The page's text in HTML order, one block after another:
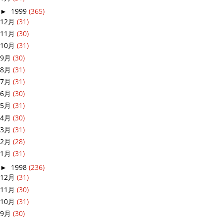
► 1999 (365)
12月 (31)
11月 (30)
10月 (31)
9月 (30)
8月 (31)
7月 (31)
6月 (30)
5月 (31)
4月 (30)
3月 (31)
2月 (28)
1月 (31)
► 1998 (236)
12月 (31)
11月 (30)
10月 (31)
9月 (30)